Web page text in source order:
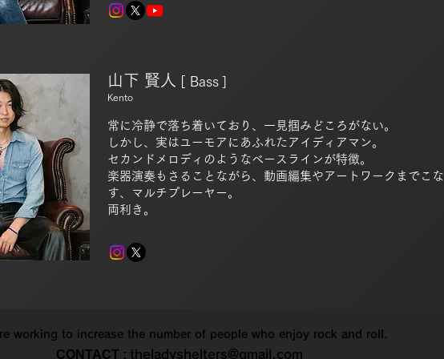
山下 賢人 Bass
Kento
常に冷静で落ち着いており、一見掴みどころがない。
しかし、実はユーモアにあふれたアイディアマン。
セカンドメロディのようなベースラインが特徴。
楽器演奏もさることながら、動画編集やアートワークまでこな
す、マルチプレーヤー。
両利き。
working to increase the number of people who enjoy rock and roll.​
CONTACT : theladyshelters@gmail.com